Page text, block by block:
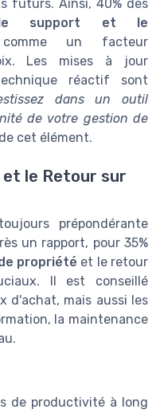
futurs. Ainsi, 40% des
support et le
un facteur
Les mises à jour
réactif sont
dans un outil
de votre gestion de
cet élément.
et le Retour sur
prépondérante
un rapport, pour 35%
propriété et le retour
Il est conseillé
d'achat, mais aussi les
la maintenance
de productivité à long